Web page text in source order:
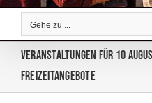
Gehe zu ...
Veranstaltungen für 10
Freizeitangebote